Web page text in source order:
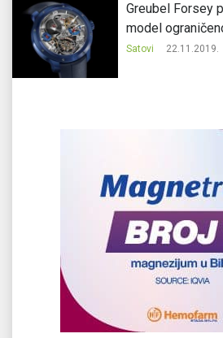
Greubel Forsey
model
Satovi 22.11.2019.